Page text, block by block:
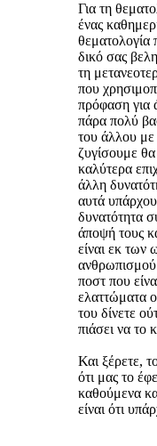
Για τη
ένας
θεματολογία
δικό σας
τη
που
πρόφαση για
πάρα πολύ
του άλλου με
ζυγίσουμε θα
καλύτερα
άλλη
αυτά
δυνατότητα
άποψή τους
είναι εκ των
ποστ που
ελαττώματα
του δίνετε
πιάσει να το
Και ξέρετε,
ότι μας το
καθούμενα
είναι ότι